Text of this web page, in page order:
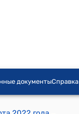
документыСправка